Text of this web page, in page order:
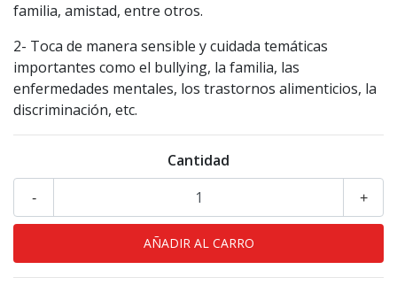
familia, amistad, entre otros.
2- Toca de manera sensible y cuidada temáticas
importantes como el bullying, la familia, las
enfermedades mentales, los trastornos alimenticios, la
discriminación, etc.
Cantidad
+
-